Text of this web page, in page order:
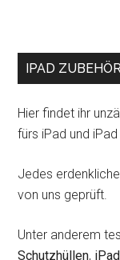
IPAD
Hier findet ihr
fürs iPad und
Jedes erdenkliche
von uns geprüft.
Unter anderem
Schutzhüllen,